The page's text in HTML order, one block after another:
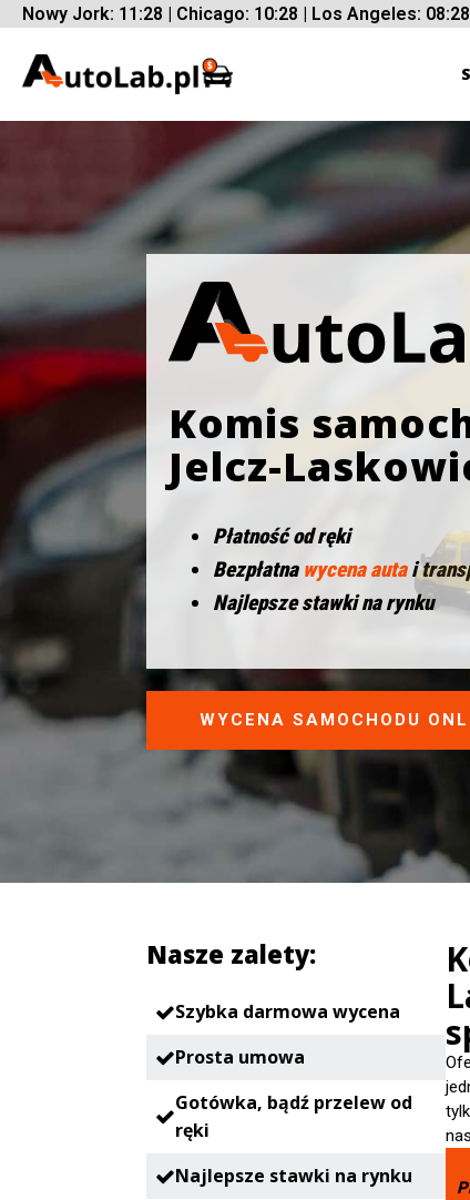
Nowy Jork: 11:28 | Chicago: 10:28 | Los Angeles: 08:28
Komis
Jelcz-
Płatność od ręki
Bezpłatna wycena autai
Najlepsze stawki na rynku
WYCENA SAMOCHODU
Nasze zalety:
Szybka darmowa wycena
Prosta umowa
Gotówka, bądź przelew od
ręki
Najlepsze stawki na rynku